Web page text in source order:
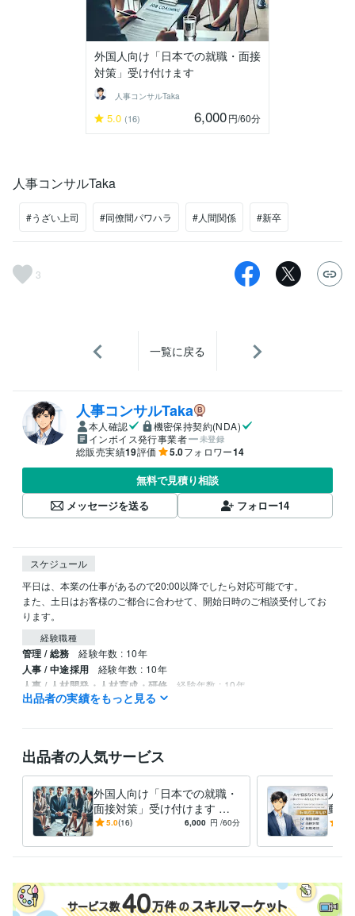
外国人向け「日本での就職・面接
対策」受け付けます
人事コンサルTaka
5.0 (16) 6,000円/60分
人事コンサルTaka
#うざい上司 #同僚間パワハラ #人間関係 #新卒
3
一覧に戻る
人事コンサルTaka
本人確認
機密保持契約(NDA)
インボイス発行事業者
未登録
総販売実績19評価 5.0フォロワー14
無料で見積り相談
メッセージを送る
フォロー14
スケジュール
平日は、本業の仕事があるので20:00以降でしたら対応可能です。
また、土日はお客様のご都合に合わせて、開始日時のご相談受付してお
ります。
経験職種
管理 / 総務 経験年数 : 10年
人事 / 中途採用 経験年数 : 10年
人事 / 人材開発・人材育成・研修 経験年数 : 10年
日商簿記検定2級 取得年 : 2017年
プログラミング言語・フレームワーク
Python:1年
ビジネス・クリエイティブツール
WordPress:3年Excel:20年Google スプレッドシート:4年
Google ドキュメント:2年
学歴
出品者の実績をもっと見る
出品者の人気サービス
外国人向け「日本での就職・
面接対策」受け付けます 日
本の就職・面接を成功させる
5.0(16) 6,000 円 /60分
人
動を
なた
す